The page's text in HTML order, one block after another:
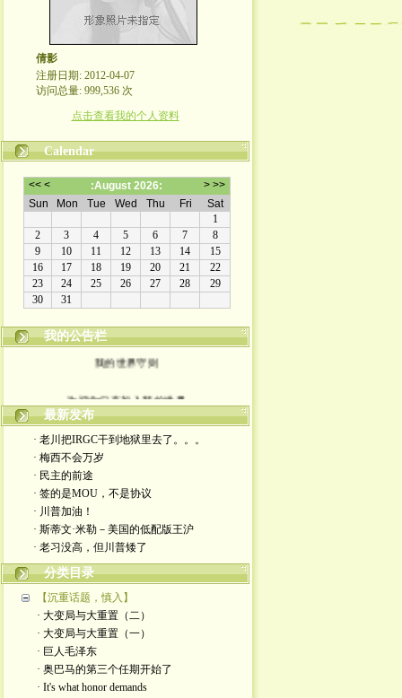
倩影
注册日期: 2012-04-07
访问总量: 999,536 次
点击查看我的个人资料
Calendar
我的公告栏
我的世界守则
入场券上面有正义的光源
此生面对严厉又仁慈的一切
轻松一点 我们一起度过暗夜
最新发布
· 老川把IRGC干到地狱里去了。。。
· 梅西不会万岁
· 民主的前途
· 签的是MOU，不是协议
· 川普加油！
· 斯蒂文·米勒－美国的低配版王沪
· 老习没高，但川普矮了
分类目录
【沉重话题，慎入】
· 大变局与大重置（二）
· 大变局与大重置（一）
· 巨人毛泽东
· 奥巴马的第三个任期开始了
· It's what honor demands